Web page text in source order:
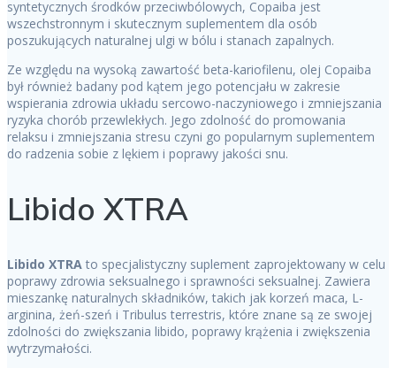
syntetycznych środków przeciwbólowych, Copaiba jest
wszechstronnym i skutecznym suplementem dla osób
poszukujących naturalnej ulgi w bólu i stanach zapalnych.
Ze względu na wysoką zawartość beta-kariofilenu, olej Copaiba
był również badany pod kątem jego potencjału w zakresie
wspierania zdrowia układu sercowo-naczyniowego i zmniejszania
ryzyka chorób przewlekłych. Jego zdolność do promowania
relaksu i zmniejszania stresu czyni go popularnym suplementem
do radzenia sobie z lękiem i poprawy jakości snu.
Libido XTRA
Libido XTRA to specjalistyczny suplement zaprojektowany w celu
poprawy zdrowia seksualnego i sprawności seksualnej. Zawiera
mieszankę naturalnych składników, takich jak korzeń maca, L-
arginina, żeń-szeń i Tribulus terrestris, które znane są ze swojej
zdolności do zwiększania libido, poprawy krążenia i zwiększenia
wytrzymałości.